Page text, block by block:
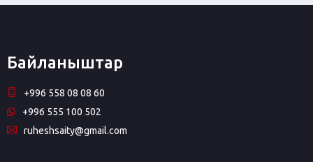
Байланыштар
+996 558 08 08 60
+996 555 100 502
ruheshsaity@gmail.com